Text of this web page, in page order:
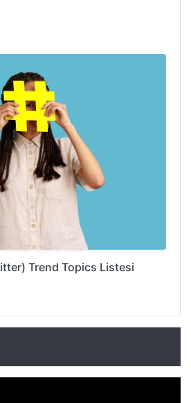
Trend Topics Listesi